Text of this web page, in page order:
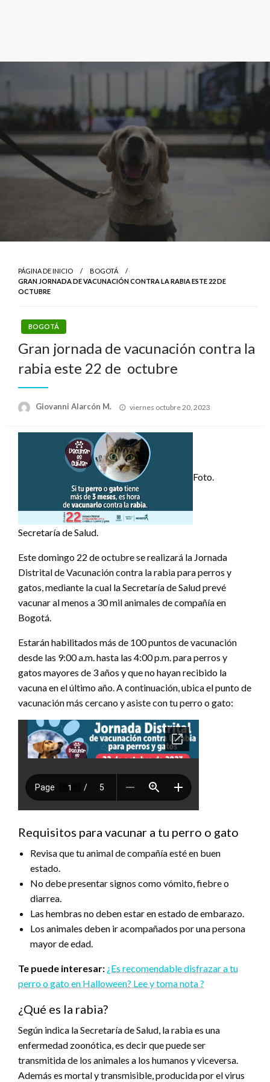
PÁGINA DE INICIO
BOGOTÁ
GRAN JORNADA DE VACUNACIÓN CONTRA LA RABIA ESTE 22 DE
OCTUBRE
BOGOTÁ
Gran jornada de vacunación contra la
rabia este 22 de octubre
Giovanni Alarcón M.
Publicado
viernes octubre 20, 2023
Foto.
Secretaría de Salud.
Este domingo 22 de octubre se realizará la Jornada
Distrital de Vacunación contra la rabia para perros y
gatos, mediante la cual la Secretaría de Salud prevé
vacunar al menos a 30 mil animales de compañía en
Bogotá.
Estarán habilitados más de 100 puntos de vacunación
desde las 9:00 a.m. hasta las 4:00 p.m. para perros y
gatos mayores de 3 años y que no hayan recibido la
vacuna en el último año. A continuación, ubica el punto de
vacunación más cercano y asiste con tu perro o gato:
Requisitos para vacunar a tu perro o gato
Revisa que tu animal de compañía esté en buen
estado.
No debe presentar signos como vómito, fiebre o
diarrea.
Las hembras no deben estar en estado de embarazo.
Los animales deben ir acompañados por una persona
mayor de edad.
Te puede interesar: ¿Es recomendable disfrazar a tu
perro o gato en Halloween? Lee y toma nota ?
¿Qué es la rabia?
Según indica la Secretaría de Salud, la rabia es una
enfermedad zoonótica, es decir que puede ser
transmitida de los animales a los humanos y viceversa.
Además es mortal y transmisible, producida por el virus